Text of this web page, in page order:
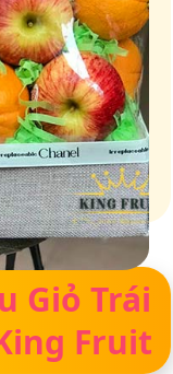
ngon
Giỏ Trái
Fruit